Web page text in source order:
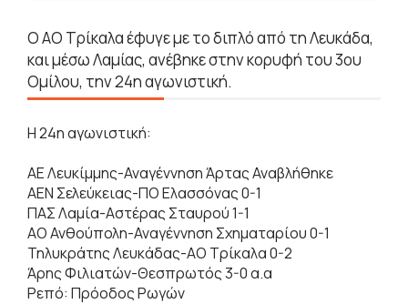
Ο ΑΟ Τρίκαλα έφυγε με το διπλό από τη Λευκάδα,
και μέσω Λαμίας, ανέβηκε στην κορυφή του 3ου
Ομίλου, την 24η αγωνιστική.
Η 24η αγωνιστική:
ΑΕ Λευκίμμης-Αναγέννηση Άρτας Αναβλήθηκε
ΑΕΝ Σελεύκειας-ΠΟ Ελασσόνας 0-1
ΠΑΣ Λαμία-Αστέρας Σταυρού 1-1
ΑΟ Ανθούπολη-Αναγέννηση Σχηματαρίου 0-1
Τηλυκράτης Λευκάδας-ΑΟ Τρίκαλα 0-2
Άρης Φιλιατών-Θεσπρωτός 3-0 α.α
Ρεπό: Πρόοδος Ρωγών